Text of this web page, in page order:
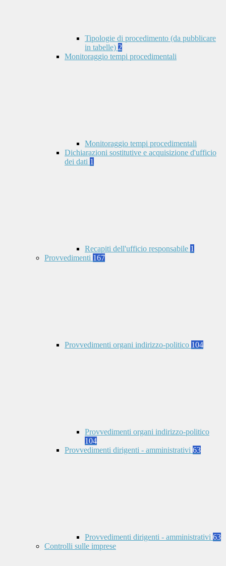
Tipologie di procedimento (da pubblicare
in tabelle) 2
Monitoraggio tempi procedimentali
Monitoraggio tempi procedimentali
Dichiarazioni sostitutive e acquisizione d'ufficio
dei dati 1
Recapiti dell'ufficio responsabile 1
Provvedimenti 167
Provvedimenti organi indirizzo-politico 104
Provvedimenti organi indirizzo-politico
104
Provvedimenti dirigenti - amministrativi 63
Provvedimenti dirigenti - amministrativi 63
Controlli sulle imprese